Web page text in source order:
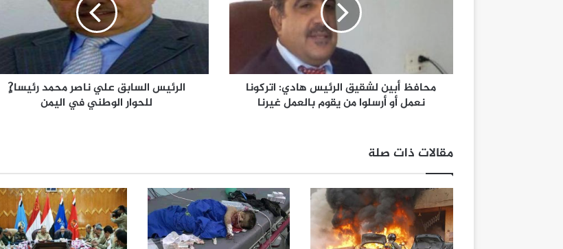
محافظ أبين لشقيق الرئيس هادي: اتركونا
نعمل أو أرسلوا من يقوم بالعمل غيرنا
الرئيس السابق علي ناصر محمد رئيسا?ٍ
للحوار الوطني في اليمن
مقالات ذات صلة